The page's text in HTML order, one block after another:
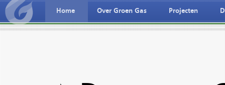
Home Over Groen Gas Projecten
taal
Deutche spreche